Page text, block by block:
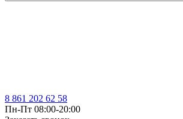
8 861 202 62 58
Пн-Пт 08:00-20:00